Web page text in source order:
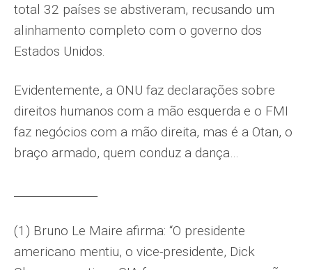
total 32 países se abstiveram, recusando um
alinhamento completo com o governo dos
Estados Unidos.
Evidentemente, a ONU faz declarações sobre
direitos humanos com a mão esquerda e o FMI
faz negócios com a mão direita, mas é a Otan, o
braço armado, quem conduz a dança…
(1) Bruno Le Maire afirma: “O presidente
americano mentiu, o vice-presidente, Dick